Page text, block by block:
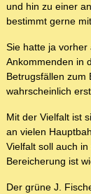
und hin zu einer
bestimmt gerne
Sie hatte ja vorher
Ankommenden in
Betrugsfällen zum
wahrscheinlich
Mit der Vielfalt ist
an vielen
Vielfalt soll auch
Bereicherung ist
Der grüne J.